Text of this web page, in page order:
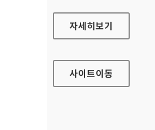
한전산업개발 대표 홈
자세히보기
사이트이동